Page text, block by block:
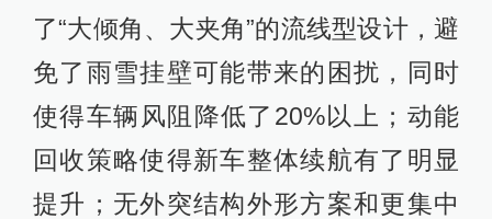
了“大倾角、大夹角”的流线型设计，避
免了雨雪挂壁可能带来的困扰，同时
使得车辆风阻降低了20%以上；动能
回收策略使得新车整体续航有了明显
提升；无外突结构外形方案和更集中